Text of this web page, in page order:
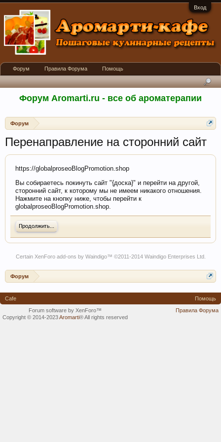
Вход
Форум Aromarti.ru - все об ароматерапии
Форум
Перенаправление на сторонний сайт
https://globalproseoBlogPromotion.shop
Вы собираетесь покинуть сайт "{доска}" и перейти на другой,
сторонний сайт, к которому мы не имеем никакого отношения.
Нажмите на кнопку ниже, чтобы перейти к
globalproseoBlogPromotion.shop.
Продолжить...
Certain XenForo add-ons by Waindigo™ ©2011-2014 Waindigo Enterprises Ltd.
Форум
Форум Правила Форума Помощь
Cafe
Помощь
Правила Форума
Forum software by XenForo™
Copyright © 2014-2023Aromarti®All rights reserved